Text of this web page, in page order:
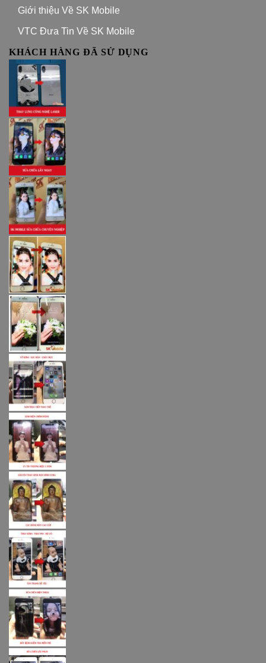
Giới thiệu Về SK Mobile
VTC Đưa Tin Về SK Mobile
KHÁCH HÀNG ĐÃ SỬ DỤNG